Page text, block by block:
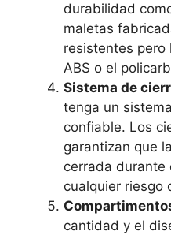
durabilidad
maletas
resistentes pero
ABS o el
Sistema de
tenga un
confiable. Los
garantizan que
cerrada
cualquier riesgo
cantidad y el